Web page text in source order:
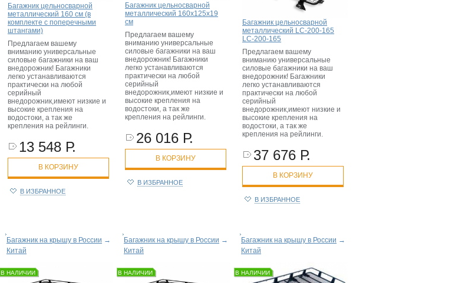
Багажник цельносварной
металлический 160 см (в
комплекте с поперечными
штангами)
Предлагаем вашему
вниманию универсальные
силовые багажники на ваш
внедорожник! Багажники
легко устанавливаются
практически на любой
серийный
внедорожник,имеют низкие и
высокие крепления на
водостоки, а так же
крепления на рейлинги.
13 548 Р.
В КОРЗИНУ
В ИЗБРАННОЕ
Багажник цельносварной
металлический 160x125x19
см
Предлагаем вашему
вниманию универсальные
силовые багажники на ваш
внедорожник! Багажники
легко устанавливаются
практически на любой
серийный
внедорожник,имеют низкие и
высокие крепления на
водостоки, а так же
крепления на рейлинги.
26 016 Р.
В КОРЗИНУ
В ИЗБРАННОЕ
Багажник цельносварной
металлический LC-200-165
LC-200-165
Предлагаем вашему
вниманию универсальные
силовые багажники на ваш
внедорожник! Багажники
легко устанавливаются
практически на любой
серийный
внедорожник,имеют низкие и
высокие крепления на
водостоки, а так же
крепления на рейлинги.
37 676 Р.
В КОРЗИНУ
В ИЗБРАННОЕ
Багажник на крышу в России →
Китай
В НАЛИЧИИ
Багажник на крышу в России →
Китай
В НАЛИЧИИ
Багажник на крышу в России →
Китай
В НАЛИЧИИ